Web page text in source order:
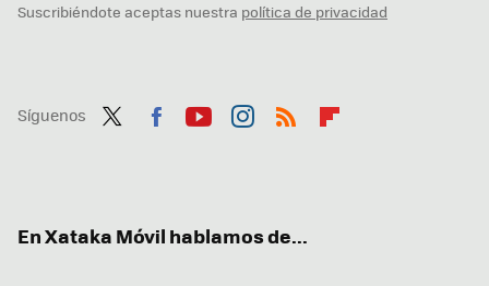
Suscribiéndote aceptas nuestra política de privacidad
Síguenos
En Xataka Móvil hablamos de...